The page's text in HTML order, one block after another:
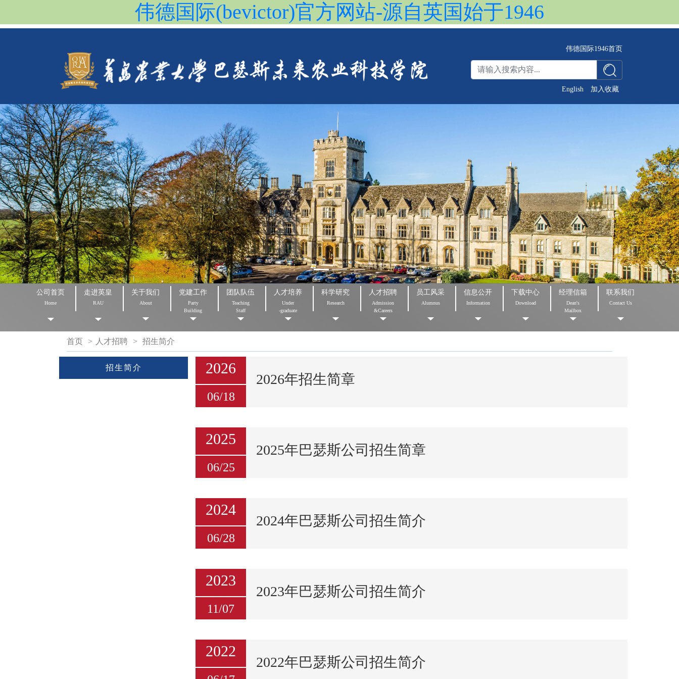
伟德国际(bevictor)官方网站-源自英国始于1946
伟德国际1946首页
English 加入收藏
公司首页
Home
走进英皇
RAU
关于我们
About
党建工作
Party
Building
团队队伍
Teaching
Staff
人才培养
Under
-graduate
科学研究
Research
人才招聘
Admission
&Careers
员工风采
Alumnus
信息公开
Information
下载中心
Download
经理信箱
Dean's
Mailbox
联系我们
Contact Us
首页 > 人才招聘 > 招生简介
招生简介 2026
06/18
2026年招生简章
2025
06/25
2025年巴瑟斯公司招生简章
2024
06/28
2024年巴瑟斯公司招生简介
2023
11/07
2023年巴瑟斯公司招生简介
2022
2022年巴瑟斯公司招生简介